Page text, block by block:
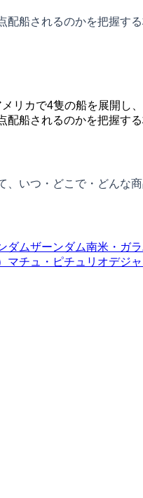
船されるのかを把握
リカで4隻の船を展開し
配船されるのかを把握す
いつ・どこで・どんな
ダムザーンダム南米・ガ
マチュ・ピチュ リオデジ